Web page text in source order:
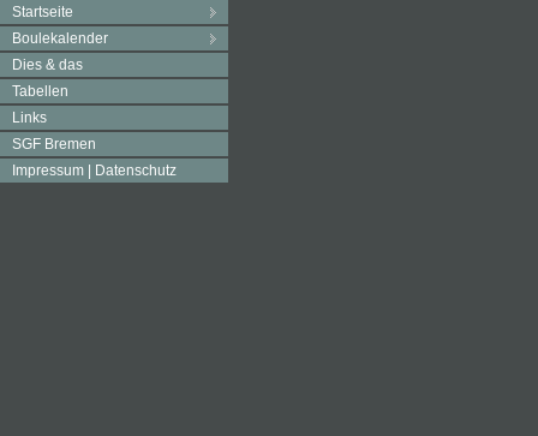
Startseite
Boulekalender
Dies & das
Tabellen
Links
SGF Bremen
Impressum | Datenschutz